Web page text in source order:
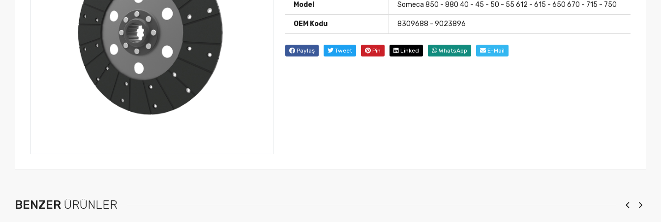
Model Someca 850 - 880 40 - 45 - 50 - 55 612 - 615 - 650 670 - 715 - 750
OEM Kodu 8309688 - 9023896
Paylaş Tweet Pin Linked WhatsApp E-Mail
BENZER ÜRÜNLER